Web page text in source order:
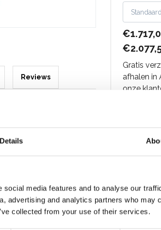
Details
media features and to analyse our
advertising and analytics partners who may
collected from your use of their services.
Gratis
afhalen in
onze
Reviews
oplossing voor werken
eenvoudig te
polyester coating zorgt
vantwee opgaande